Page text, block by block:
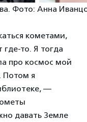
Фото: Анна
кометами,
где-то. Я тогда
про космос мой
Потом я
—
давать Земле